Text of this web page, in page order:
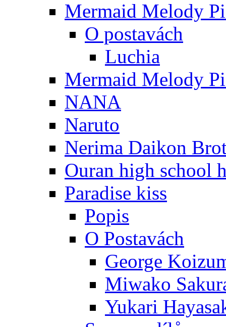
Mermaid Melody
O postavách
Luchia
Mermaid Melody
NANA
Naruto
Nerima Daikon
Ouran high school
Paradise kiss
Popis
O Postavách
George
Miwako
Yukari